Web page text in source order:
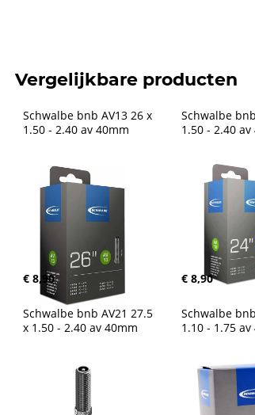
Vergelijkbare producten
Schwalbe bnb AV13 26 x
1.50 - 2.40 av 40mm
€ 8,90
Schwalbe
1.50 - 2.40 av
€ 8,90
Schwalbe bnb AV21 27.5
x 1.50 - 2.40 av 40mm
Schwalbe
1.10 - 1.75 av